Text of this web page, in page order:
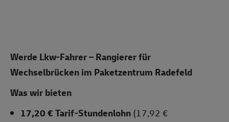
Werde Lkw-Fahrer – Rangierer für
Wechselbrücken im Paketzentrum Radefeld
Was wir bieten
17,20 € Tarif-Stundenlohn (17,92 €